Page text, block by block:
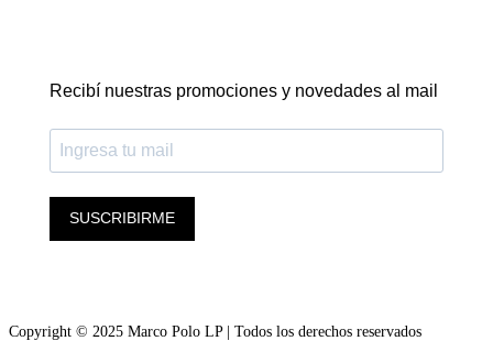
Recibí nuestras promociones y novedades al mail
SUSCRIBIRME
Copyright © 2025 Marco Polo LP | Todos los derechos reservados